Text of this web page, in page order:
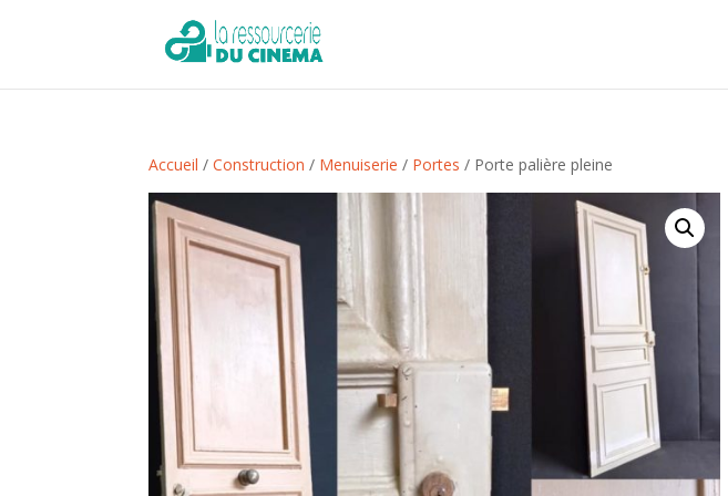
Accueil /Construction / Menuiserie / Portes / Porte palière pleine